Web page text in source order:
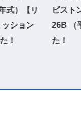
式）【リ
ション
！
ピス
26B （
た！